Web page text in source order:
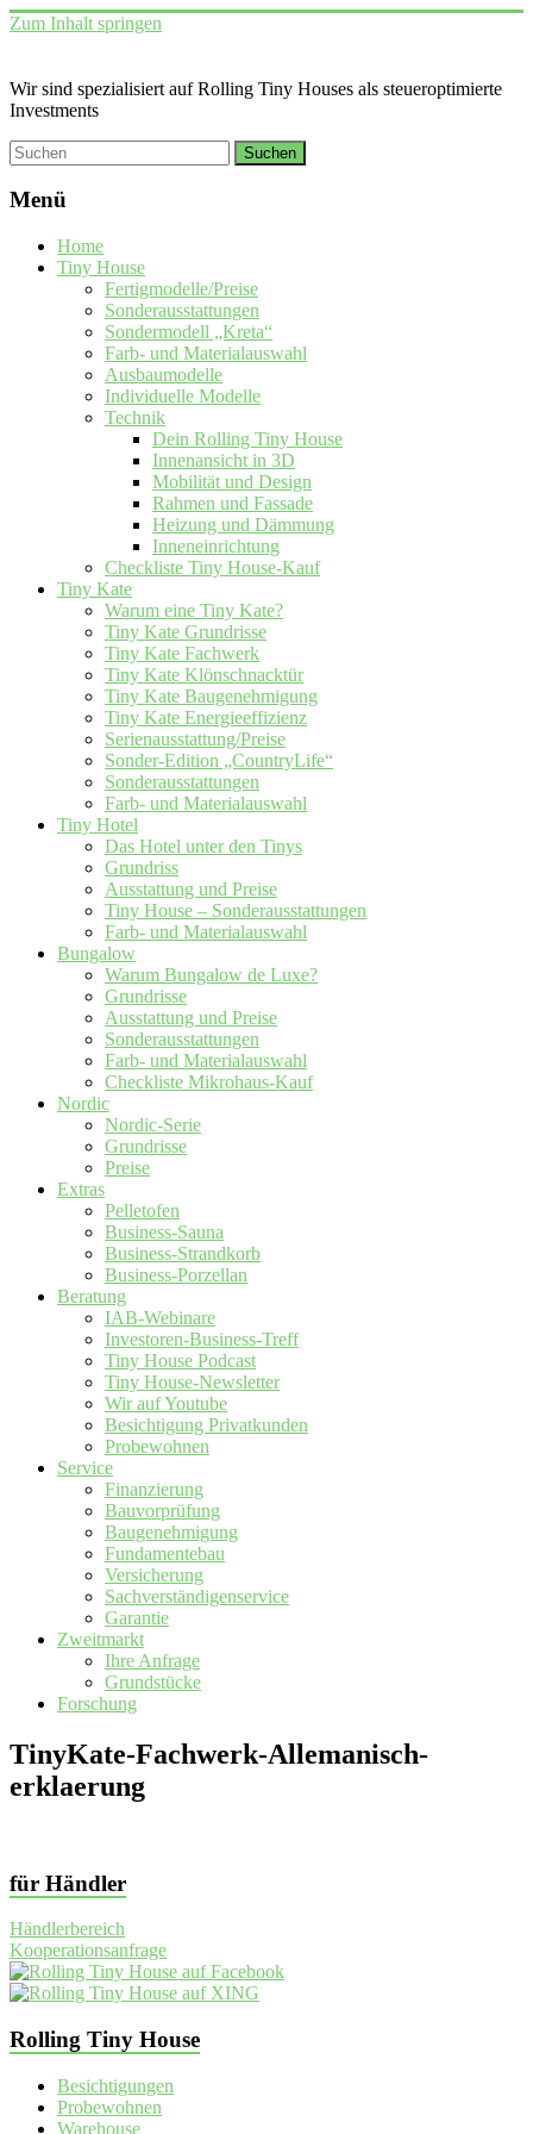
Zum Inhalt springen
Wir sind spezialisiert auf Rolling Tiny Houses als steueroptimierte
Investments
Menü
Home
Tiny House
Fertigmodelle/Preise
Sonderausstattungen
Sondermodell „Kreta“
Farb- und Materialauswahl
Ausbaumodelle
Individuelle Modelle
Technik
Dein Rolling Tiny House
Innenansicht in 3D
Mobilität und Design
Rahmen und Fassade
Heizung und Dämmung
Inneneinrichtung
Checkliste Tiny House-Kauf
Tiny Kate
Warum eine Tiny Kate?
Tiny Kate Grundrisse
Tiny Kate Fachwerk
Tiny Kate Klönschnacktür
Tiny Kate Baugenehmigung
Tiny Kate Energieeffizienz
Serienausstattung/Preise
Sonder-Edition „CountryLife“
Sonderausstattungen
Farb- und Materialauswahl
Tiny Hotel
Das Hotel unter den Tinys
Grundriss
Ausstattung und Preise
Tiny House – Sonderausstattungen
Farb- und Materialauswahl
Bungalow
Warum Bungalow de Luxe?
Grundrisse
Ausstattung und Preise
Sonderausstattungen
Farb- und Materialauswahl
Checkliste Mikrohaus-Kauf
Nordic
Nordic-Serie
Grundrisse
Preise
Extras
Pelletofen
Business-Sauna
Business-Strandkorb
Business-Porzellan
Beratung
IAB-Webinare
Investoren-Business-Treff
Tiny House Podcast
Tiny House-Newsletter
Wir auf Youtube
Besichtigung Privatkunden
Probewohnen
Service
Finanzierung
Bauvorprüfung
Baugenehmigung
Fundamentebau
Versicherung
Sachverständigenservice
Garantie
Zweitmarkt
Ihre Anfrage
Grundstücke
Forschung
TinyKate-Fachwerk-Allemanisch-
erklaerung
für Händler
Händlerbereich
Kooperationsanfrage
Rolling Tiny House
Besichtigungen
Probewohnen
Warehouse